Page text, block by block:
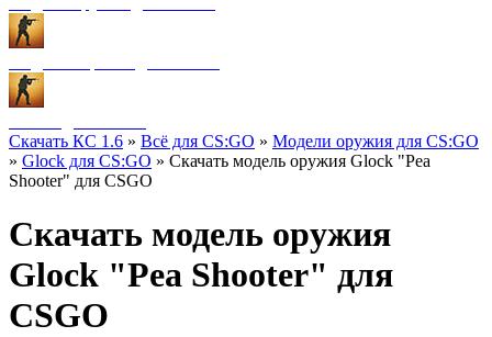
Скачать КС 1.6 » Всё для CS:GO » Модели оружия для CS:GO
» Glock для CS:GO » Скачать модель оружия Glock "Pea
Shooter" для CSGO
Скачать модель оружия
Glock "Pea Shooter" для
CSGO